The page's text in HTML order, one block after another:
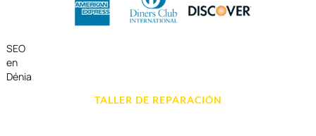
SEO
en
Dénia
TALLER DE REPARACIÓN